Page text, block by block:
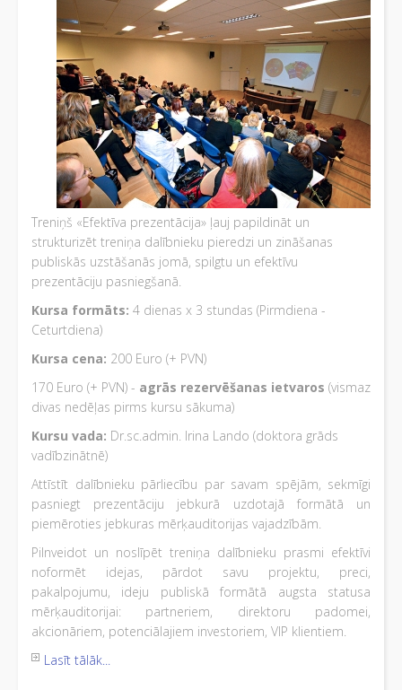
Treniņš «Efektīva prezentācija» ļauj papildināt un
strukturizēt treniņa dalībnieku pieredzi un zināšanas
publiskās uzstāšanās jomā, spilgtu un efektīvu
prezentāciju pasniegšanā.
Kursa formāts: 4 dienas x 3 stundas (Pirmdiena -
Ceturtdiena)
Kursa cena: 200 Euro (+ PVN)
170 Euro (+ PVN) - agrās rezervēšanas ietvaros (vismaz
divas nedēļas pirms kursu sākuma)
Kursu vada: Dr.sc.admin. Irina Lando (doktora grāds
vadībzinātnē)
Attīstīt dalībnieku pārliecību par savam spējām, sekmīgi
pasniegt prezentāciju jebkurā uzdotajā formātā un
piemēroties jebkuras mērķauditorijas vajadzībām.
Pilnveidot un noslīpēt treniņa dalībnieku prasmi efektīvi
noformēt idejas, pārdot savu projektu, preci,
pakalpojumu, ideju publiskā formātā augsta statusa
mērķauditorijai: partneriem, direktoru padomei,
akcionāriem, potenciālajiem investoriem, VIP klientiem.
Lasīt tālāk...